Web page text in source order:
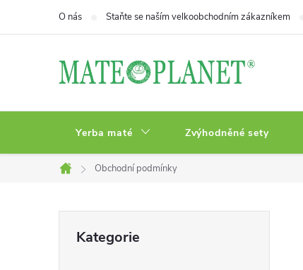
O nás Staňte se naším velkoobchodním zákazníkem
Yerba maté Zvýhodněné sety
Domů
Obchodní podmínky
kategorie
Kategorie